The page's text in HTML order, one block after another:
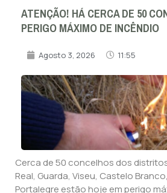
ATENÇÃO! HÁ CERCA DE 50
PERIGO MÁXIMO DE INCÊNDIO
Agosto 3, 2026 11:55
Cerca de 50 concelhos dos
Real, Guarda, Viseu, Castelo
Portalegre estão hoje em perigo